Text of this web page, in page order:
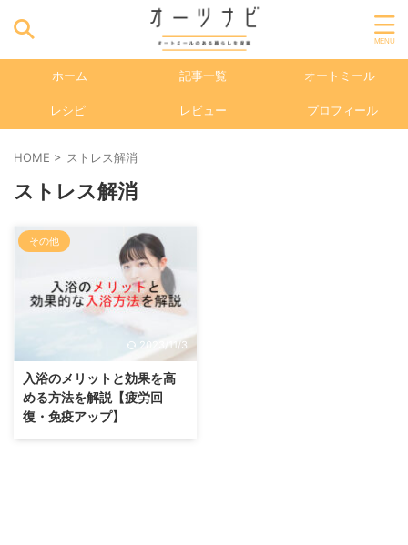
ホーム 記事一覧 オートミール
レシピ レビュー プロフィール
HOME > ストレス解消
ストレス解消
その他
2023/11/3
入浴のメリットと効果を高
める方法を解説【疲労回
復・免疫アップ】